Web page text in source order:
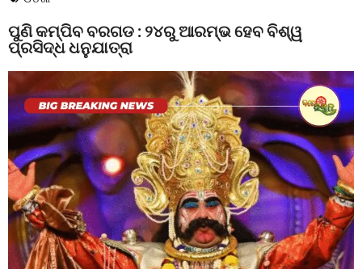
ପୁଣି କମ୍ପିବ ବରଗଡ : ୨୪ରୁ ଆରମ୍ଭ ହେବ ବିଶ୍ୱ
ପ୍ରସିଦ୍ଧ ଧନୁଯାତ୍ରା